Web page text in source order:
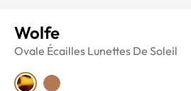
Wolfe
Ovale Écailles Lunettes De Soleil